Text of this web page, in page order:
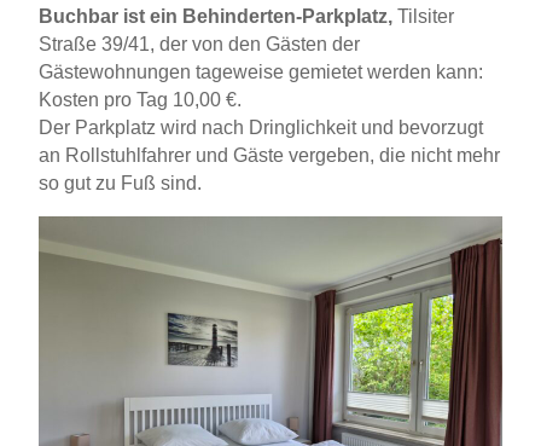
Buchbar ist ein Behinderten-Parkplatz, Tilsiter
Straße 39/41, der von den Gästen der
Gästewohnungen tageweise gemietet werden kann:
Kosten pro Tag 10,00 €.
Der Parkplatz wird nach Dringlichkeit und bevorzugt
an Rollstuhlfahrer und Gäste vergeben, die nicht mehr
so gut zu Fuß sind.